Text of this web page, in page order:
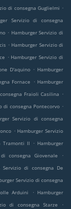
di consegna Guglielmi .
Servizio di consegna
. Hamburger Servizio di
. Hamburger Servizio di
. Hamburger Servizio di
D'aquino . Hamburger
Fornace . Hamburger
Fraioli Casilina .
di consegna Pontecorvo .
Servizio di consegna
. Hamburger Servizio
Tramonti II . Hamburger
consegna Giovenale
.
Servizio di consegna De
Servizio di consegna
Arduini . Hamburger
di consegna Starze
.